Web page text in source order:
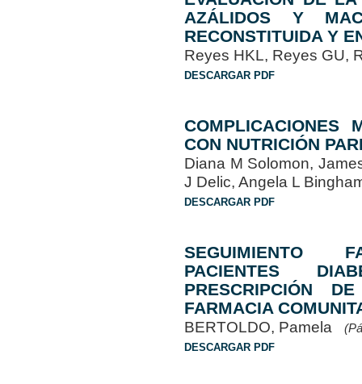
AZÁLIDOS Y
RECONSTITUIDA Y
Reyes HKL, Reyes GU,
DESCARGAR PDF
COMPLICACIONES
CON NUTRICIÓN
Diana M Solomon,
J Delic, Angela L
DESCARGAR PDF
SEGUIMIENTO
PACIENTES
PRESCRIPCIÓN
FARMACIA
BERTOLDO, Pamela
DESCARGAR PDF